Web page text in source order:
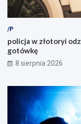
/P
policja w złotoryi
gotówkę
8 sierpnia 2026